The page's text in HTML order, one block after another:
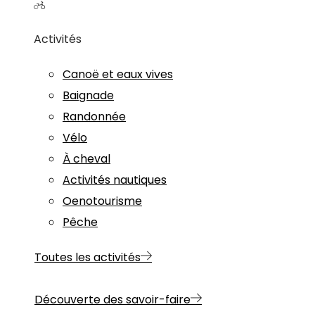
Activités
Canoë et eaux vives
Baignade
Randonnée
Vélo
À cheval
Activités nautiques
Oenotourisme
Pêche
Toutes les activités
Découverte des savoir-faire